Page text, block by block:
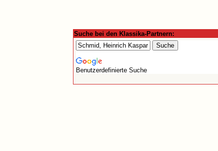
Suche bei den Klassika-Partnern:
Benutzerdefinierte Suche